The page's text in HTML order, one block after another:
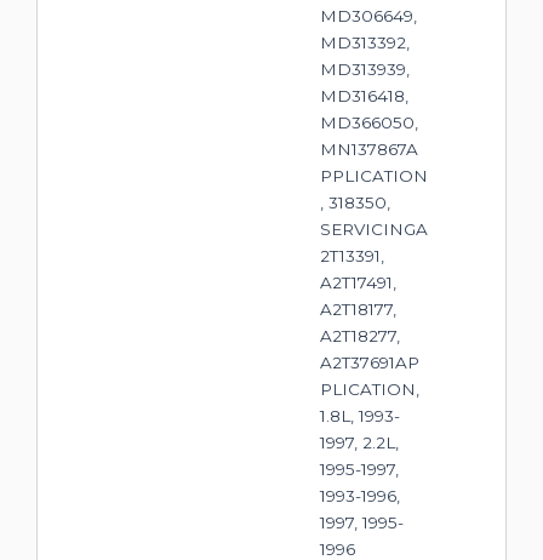
MD306649,
MD313392,
MD313939,
MD316418,
MD366050,
MN137867A
PPLICATION
, 318350,
SERVICINGA
2T13391,
A2T17491,
A2T18177,
A2T18277,
A2T37691AP
PLICATION,
1.8L, 1993-
1997, 2.2L,
1995-1997,
1993-1996,
1997, 1995-
1996